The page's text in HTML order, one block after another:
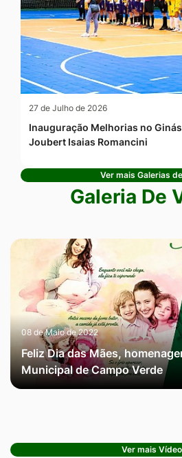
27 de Julho de 2026
Inauguração Melhorias no
Joubert Isaias Romancini
Ver mais Galerias
Galeria De
08 de Maio de 2022
Feliz Dia das Mães,
Municipal de Campo Verde
Ver mais